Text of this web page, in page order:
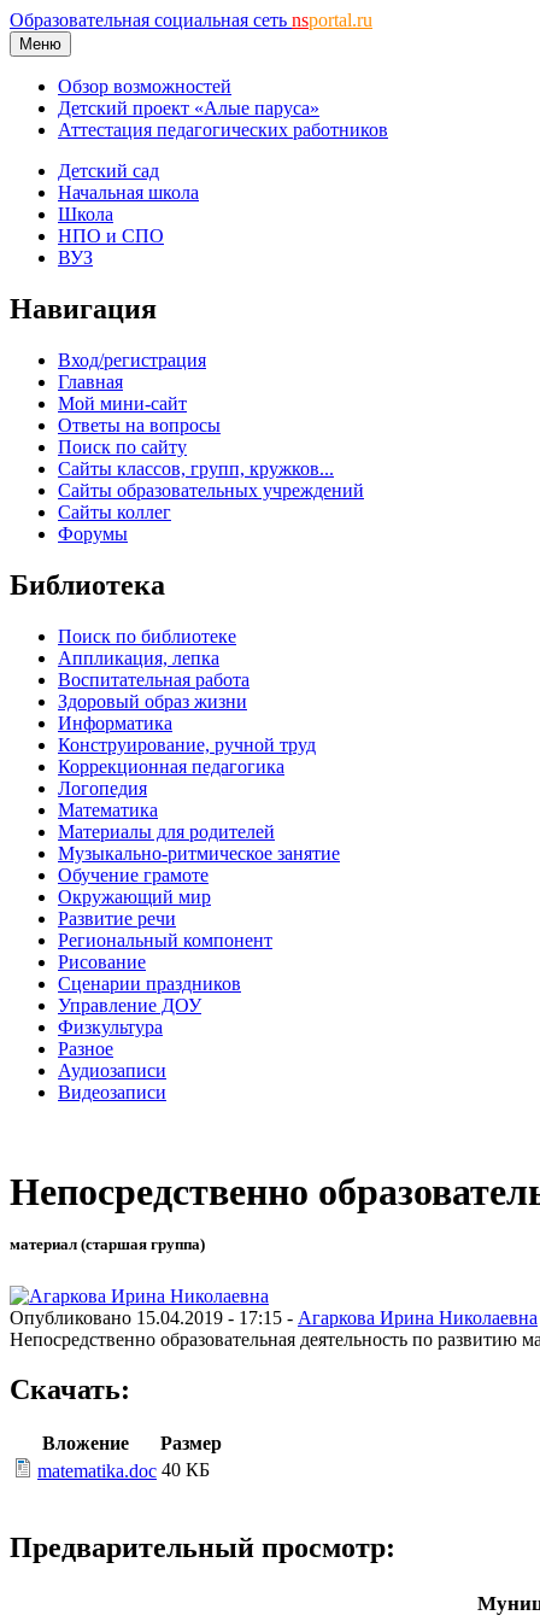
Образовательная социальная сеть nsportal.ru
Меню
Обзор возможностей
Детский проект «Алые паруса»
Аттестация педагогических работников
Детский сад
Начальная школа
Школа
НПО и СПО
ВУЗ
Навигация
Вход/регистрация
Главная
Мой мини-сайт
Ответы на вопросы
Поиск по сайту
Сайты классов, групп, кружков...
Сайты образовательных учреждений
Сайты коллег
Форумы
Библиотека
Поиск по библиотеке
Аппликация, лепка
Воспитательная работа
Здоровый образ жизни
Информатика
Конструирование, ручной труд
Коррекционная педагогика
Логопедия
Математика
Материалы для родителей
Музыкально-ритмическое занятие
Обучение грамоте
Окружающий мир
Развитие речи
Региональный компонент
Рисование
Сценарии праздников
Управление ДОУ
Физкультура
Разное
Аудиозаписи
Видеозаписи
Непосредственно
материал (старшая группа)
Опубликовано 15.04.2019 - 17:15 - Агаркова Ирина Николаевна
Непосредственно образовательная деятельность по
Скачать:
Вложение
Размер
matematika.doc 40 КБ
Предварительный просмотр: